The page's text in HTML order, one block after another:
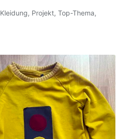
Kleidung, Projekt, Top-Thema,